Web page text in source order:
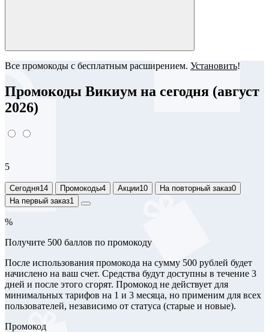
Все промокоды с бесплатным расширением. Установить!
Промокоды Викиум на сегодня (август
2026)
5
Сегодня14 Промокоды4 Акции10 На повторный заказ0
На первый заказ1
%
Получите 500 баллов по промокоду
После использования промокода на сумму 500 рублей будет
начислено на ваш счет. Средства будут доступны в течение 3
дней и после этого сгорят. Промокод не действует для
минимальных тарифов на 1 и 3 месяца, но применим для всех
пользователей, независимо от статуса (старые и новые).
Промокод